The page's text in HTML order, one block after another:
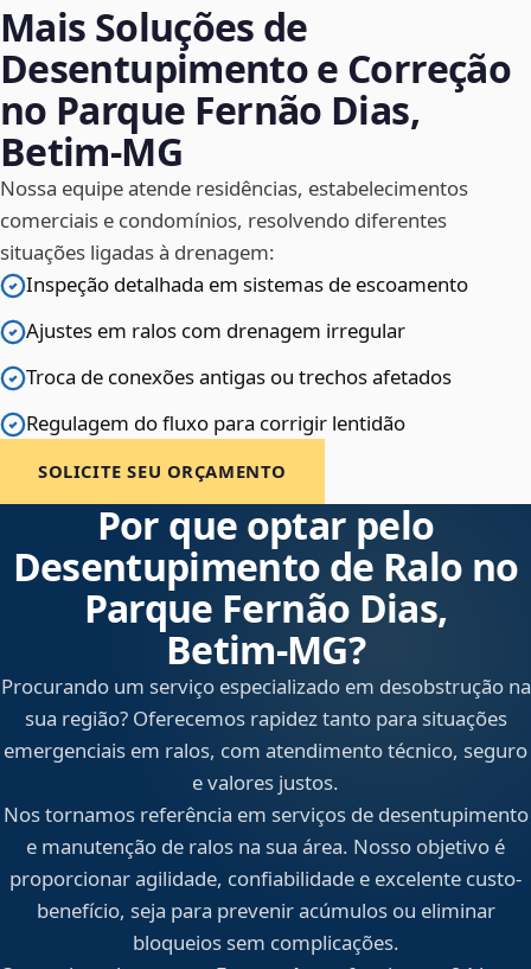
Mais Soluções de
Desentupimento e Correção
no Parque Fernão Dias,
Betim‑MG
Nossa equipe atende residências, estabelecimentos
comerciais e condomínios, resolvendo diferentes
situações ligadas à drenagem:
Inspeção detalhada em sistemas de escoamento
Ajustes em ralos com drenagem irregular
Troca de conexões antigas ou trechos afetados
Regulagem do fluxo para corrigir lentidão
SOLICITE SEU ORÇAMENTO
Por que optar pelo
Desentupimento de Ralo no
Parque Fernão Dias,
Betim‑MG?
Procurando um serviço especializado em desobstrução na
sua região? Oferecemos rapidez tanto para situações
emergenciais em ralos, com atendimento técnico, seguro
e valores justos.
Nos tornamos referência em serviços de desentupimento
e manutenção de ralos na sua área. Nosso objetivo é
proporcionar agilidade, confiabilidade e excelente custo-
benefício, seja para prevenir acúmulos ou eliminar
bloqueios sem complicações.